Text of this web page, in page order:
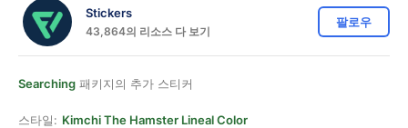
Stickers
43,864의 리소스 다 보기
팔로우
Searching 패키지의 추가 스티커
스타일: Kimchi The Hamster Lineal Color